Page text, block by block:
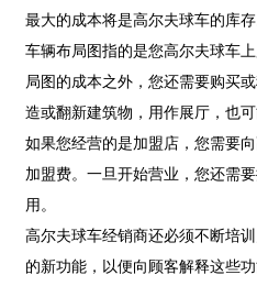
最大的成本将是高尔夫球车的库存
车辆布局图指的是您高尔夫球车
局图的成本之外，您还需要购买
造或翻新建筑物，用作展厅，也可
如果您经营的是加盟店，您需要
加盟费。一旦开始营业，您还需
用。
高尔夫球车经销商还必须不断培
的新功能，以便向顾客解释这些功